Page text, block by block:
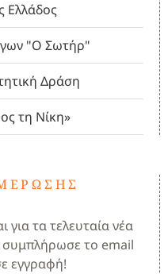
Ελλάδος
"Ο Σωτήρ"
Δράση
τη Νίκη»
για τα τελευταία νέα
συμπλήρωσε το email
εγγραφή!